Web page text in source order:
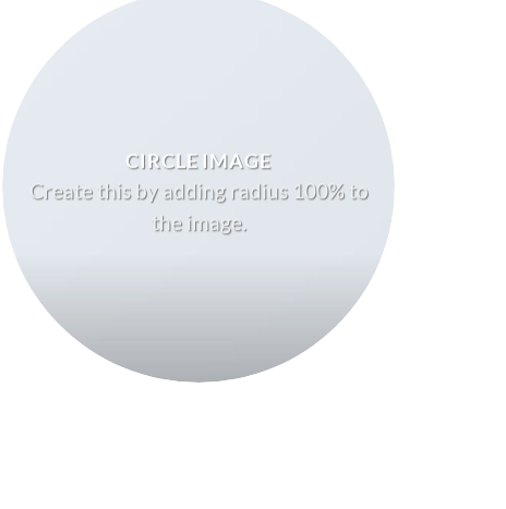
CIRCLE IMAGE
Create this by adding radius 100% to
the image.